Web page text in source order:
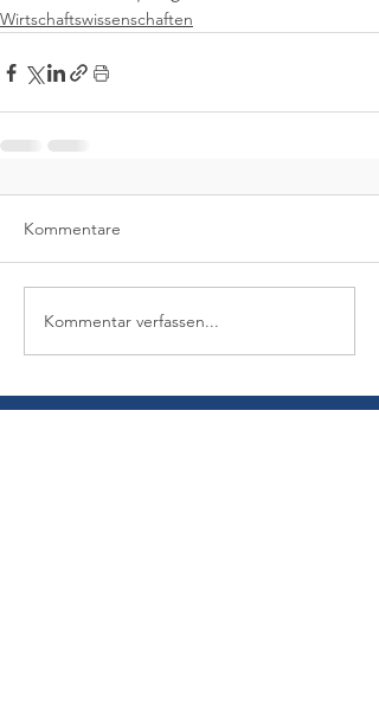
Wirtschaftswissenschaften
Kommentare
Kommentar verfassen...